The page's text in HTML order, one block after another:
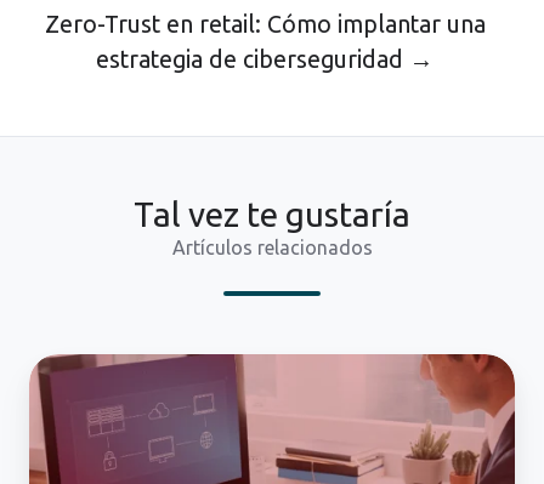
Zero-Trust en retail: Cómo implantar una
estrategia de ciberseguridad →
Tal vez te gustaría
Artículos relacionados
Cómo
prevenir
el
bloqueo